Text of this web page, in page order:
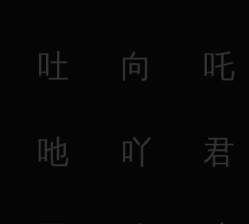
吐 向 吒
吔 吖 君